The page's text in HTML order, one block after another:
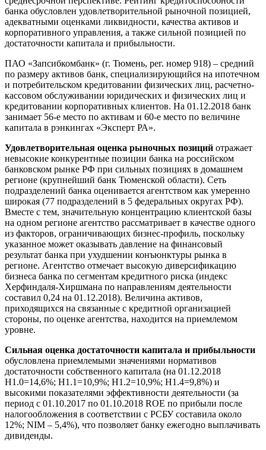
банка обусловлен удовлетворительной рыночной позицией,
адекватными оценками ликвидности, качества активов и
корпоративного управления, а также сильной позицией по
достаточности капитала и прибыльности.
ПАО «Запсибкомбанк» (г. Тюмень, рег. номер 918) – средний
по размеру активов банк, специализирующийся на ипотечном
и потребительском кредитовании физических лиц, расчетно-
кассовом обслуживании юридических и физических лиц и
кредитовании корпоративных клиентов. На 01.12.2018 банк
занимает 56-е место по активам и 60-е место по величине
капитала в рэнкингах «Эксперт РА».
Удовлетворительная оценка рыночных позиций отражает
невысокие конкурентные позиции банка на российском
банковском рынке РФ при сильных позициях в домашнем
регионе (крупнейший банк Тюменской области). Сеть
подразделений банка оценивается агентством как умеренно
широкая (77 подразделений в 5 федеральных округах РФ).
Вместе с тем, значительную концентрацию клиентской базы
на одном регионе агентство рассматривает в качестве одного
из факторов, ограничивающих бизнес-профиль, поскольку
указанное может оказывать давление на финансовый
результат банка при ухудшении конъюнктуры рынка в
регионе. Агентство отмечает высокую диверсификацию
бизнеса банка по сегментам кредитного риска (индекс
Херфиндаля-Хиршмана по направлениям деятельности
составил 0,24 на 01.12.2018). Величина активов,
приходящихся на связанные с кредитной организацией
стороны, по оценке агентства, находится на приемлемом
уровне.
Сильная оценка достаточности капитала и прибыльности
обусловлена приемлемыми значениями нормативов
достаточности собственного капитала (на 01.12.2018
Н1.0=14,6%; Н1.1=10,9%; Н1.2=10,9%; Н1.4=9,8%) и
высокими показателями эффективности деятельности (за
период с 01.10.2017 по 01.10.2018 ROE по прибыли после
налогообложения в соответствии с РСБУ составила около
12%; NIM – 5,4%), что позволяет банку ежегодно выплачивать
дивиденды.